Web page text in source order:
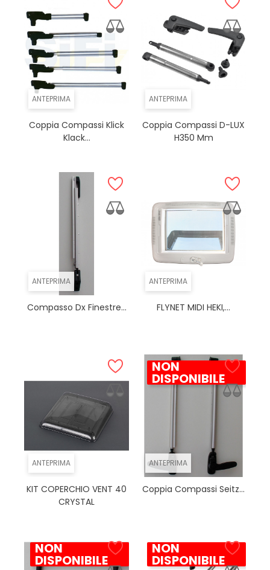
ANTEPRIMA
Coppia Compassi Klick
Klack...
ANTEPRIMA
Coppia Compassi D-LUX
H350 Mm
ANTEPRIMA
Compasso Dx Finestre...
ANTEPRIMA
FLYNET MIDI HEKI,...
ANTEPRIMA
KIT COPERCHIO VENT 40
CRYSTAL
ANTEPRIMA
NON
DISPONIBILE
Coppia Compassi Seitz...
NON
DISPONIBILE
NON
DISPONIBILE